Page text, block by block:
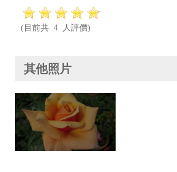
(目前共 4 人評價)
其他照片